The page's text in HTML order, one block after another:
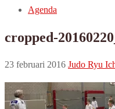
Agenda
cropped-
23 februari 2016 Judo Ryu